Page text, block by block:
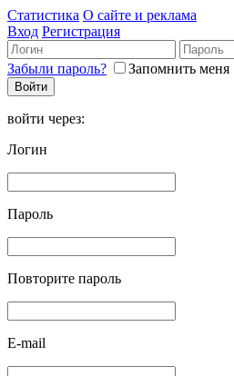
Статистика О сайте и реклама
Вход Регистрация
Забыли пароль? Запомнить меня
войти через:
Логин
Пароль
Повторите пароль
E-mail